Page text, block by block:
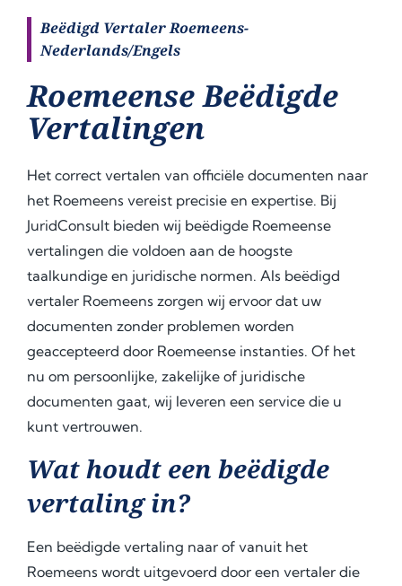
Beëdigd Vertaler Roemeens-
Nederlands/Engels
Roemeense Beëdigde
Vertalingen
Het correct vertalen van officiële documenten naar
het Roemeens vereist precisie en expertise. Bij
JuridConsult bieden wij beëdigde Roemeense
vertalingen die voldoen aan de hoogste
taalkundige en juridische normen. Als beëdigd
vertaler Roemeens zorgen wij ervoor dat uw
documenten zonder problemen worden
geaccepteerd door Roemeense instanties. Of het
nu om persoonlijke, zakelijke of juridische
documenten gaat, wij leveren een service die u
kunt vertrouwen.
Wat houdt een beëdigde
vertaling in?
Een beëdigde vertaling naar of vanuit het
Roemeens wordt uitgevoerd door een vertaler die